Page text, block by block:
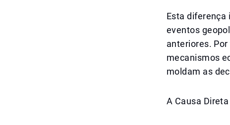
Esta diferença
eventos
anteriores.
mecanismos
moldam as
A Causa